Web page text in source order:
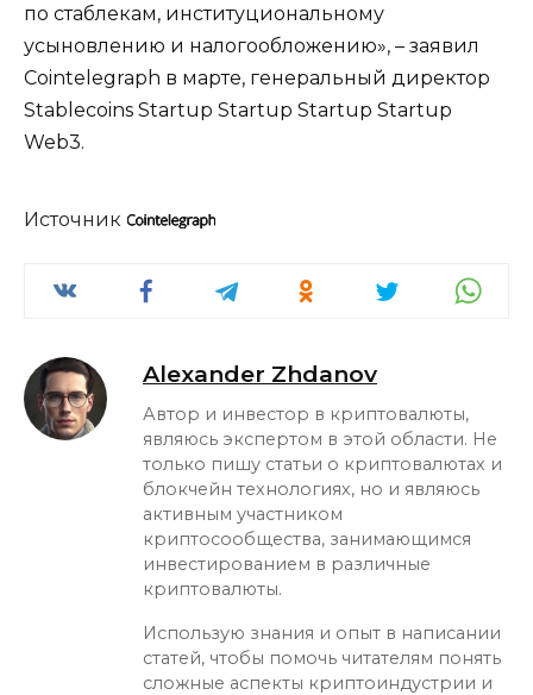
по стаблекам, институциональному
усыновлению и налогообложению», – заявил
Cointelegraph в марте, генеральный директор
Stablecoins Startup Startup Startup Startup
Web3.
Источник
Alexander Zhdanov
Автор и инвестор в криптовалюты,
являюсь экспертом в этой области. Не
только пишу статьи о криптовалютах и
блокчейн технологиях, но и являюсь
активным участником
криптосообщества, занимающимся
инвестированием в различные
криптовалюты.
Использую знания и опыт в написании
статей, чтобы помочь читателям понять
сложные аспекты криптоиндустрии и